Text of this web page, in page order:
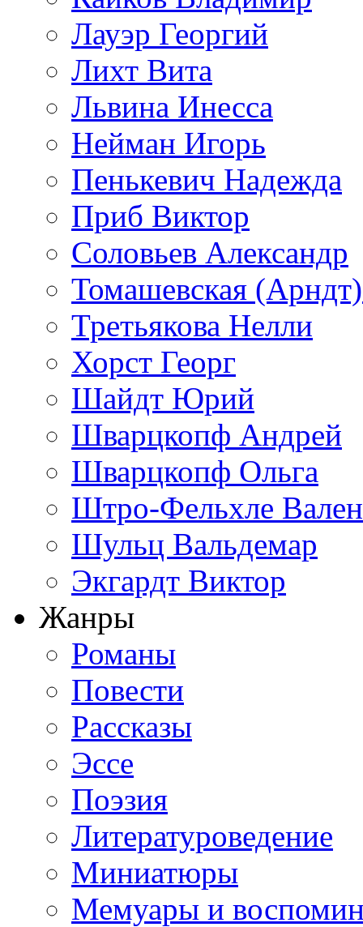
Лауэр Георгий
Лихт Вита
Львина Инесса
Нейман Игорь
Пенькевич Надежда
Приб Виктор
Соловьев Александр
Томашевская
Третьякова Нелли
Хорст Георг
Шайдт Юрий
Шварцкопф Андрей
Шварцкопф Ольга
Штро-Фельхле
Шульц Вальдемар
Экгардт Виктор
Жанры
Романы
Повести
Рассказы
Эссе
Поэзия
Литературоведение
Миниатюры
Мемуары и